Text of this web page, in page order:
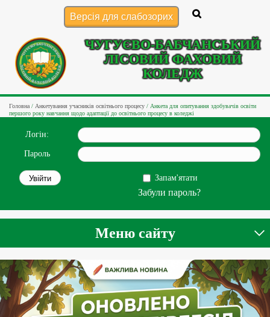
ЧУГУЄВО-БАБЧАНСЬКИЙ
ЛІСОВИЙ ФАХОВИЙ
КОЛЕДЖ
Версія для слабозорих
Головна / Анкетування учасників освітнього процесу / Анкета для опитування здобувачів освіти
першого року навчання щодо адаптації до освітнього процесу в коледжі
Логін:
Пароль
Запам'ятати
Забули пароль?
Меню сайту